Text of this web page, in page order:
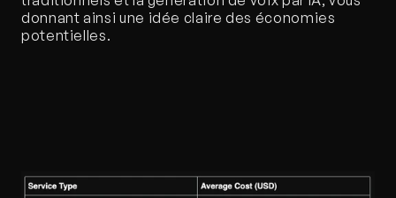
donnant ainsi une idée claire des économies
potentielles.